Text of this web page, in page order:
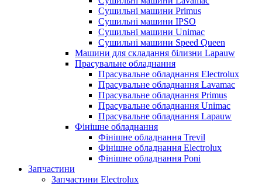
Сушильні машини Primus
Сушильні машини IPSO
Сушильні машини Unimac
Сушильні машини Speed Queen
Машини для складання білизни Lapauw
Прасувальне обладнання
Прасувальне обладнання Electrolux
Прасувальне обладнання Lavamac
Прасувальне обладнання Primus
Прасувальне обладнання Unimac
Прасувальне обладнання Lapauw
Фінішне обладнання
Фінішне обладнання Trevil
Фінішне обладнання Electrolux
Фінішне обладнання Poni
Запчастини
Запчастини Electrolux